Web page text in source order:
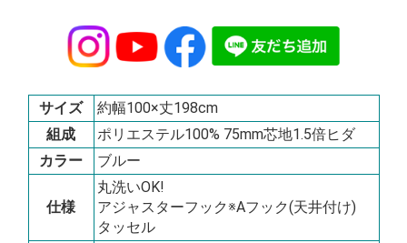
サイズ
約幅100×丈198cm
組成
ポリエステル100% 75mm芯地1.5倍ヒダ
カラー
ブルー
仕様
丸洗いOK!
アジャスターフック※Aフック(天井付け)
タッセル